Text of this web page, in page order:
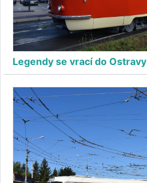
Legendy se vrací do Ostravy